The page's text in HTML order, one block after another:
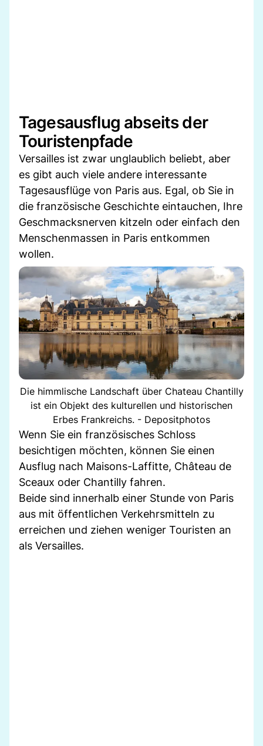
Tagesausflug abseits der
Touristenpfade
Versailles ist zwar unglaublich beliebt, aber
es gibt auch viele andere interessante
Tagesausflüge von Paris aus. Egal, ob Sie in
die französische Geschichte eintauchen, Ihre
Geschmacksnerven kitzeln oder einfach den
Menschenmassen in Paris entkommen
wollen.
Die himmlische Landschaft über Chateau Chantilly
ist ein Objekt des kulturellen und historischen
Erbes Frankreichs. - Depositphotos
Wenn Sie ein französisches Schloss
besichtigen möchten, können Sie einen
Ausflug nach Maisons-Laffitte, Château de
Sceaux oder Chantilly fahren.
Beide sind innerhalb einer Stunde von Paris
aus mit öffentlichen Verkehrsmitteln zu
erreichen und ziehen weniger Touristen an
als Versailles.